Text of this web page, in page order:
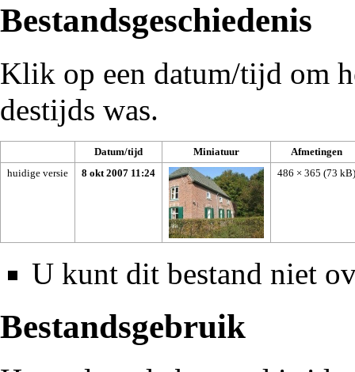
Bestandsgeschiedenis
Klik op een datum/tijd om
destijds was.
Datum/tijd Miniatuur
Afmetingen
huidige versie
8 okt 2007 11:24 486 × 365 (73 kB)
U kunt dit bestand niet
Bestandsgebruik